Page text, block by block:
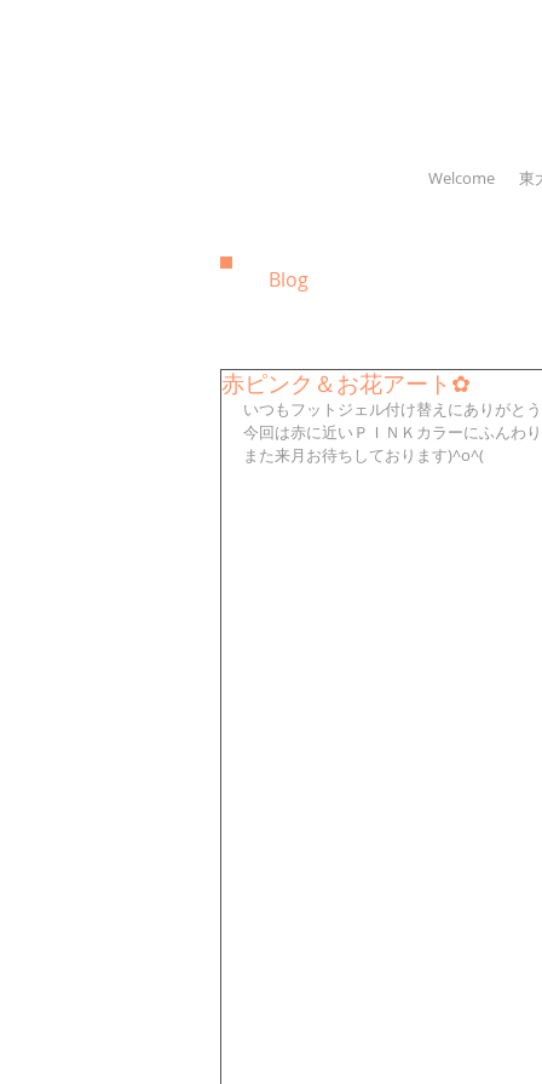
Welcome 東
Blog
赤ピンク＆お花アート✿
いつもフットジェル付け替えにありがと
今回は赤に近いＰＩＮＫカラーにふんわ
また来月お待ちしております)^o^(